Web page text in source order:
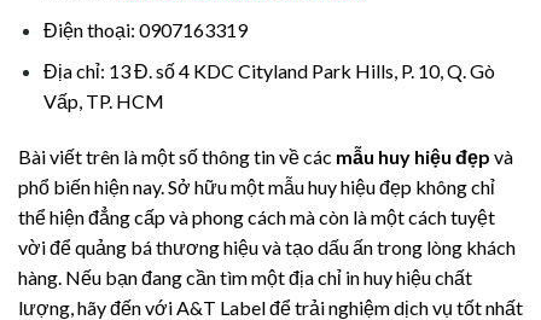
Điện thoại: 0907163319
Địa chỉ: 13 Đ. số 4 KDC Cityland Park Hills, P. 10, Q. Gò
Vấp, TP. HCM
Bài viết trên là một số thông tin về các mẫu huy hiệu đẹp và
phổ biến hiện nay. Sở hữu một mẫu huy hiệu đẹp không chỉ
thể hiện đẳng cấp và phong cách mà còn là một cách tuyệt
vời để quảng bá thương hiệu và tạo dấu ấn trong lòng khách
hàng. Nếu bạn đang cần tìm một địa chỉ in huy hiệu chất
lượng, hãy đến với A&T Label để trải nghiệm dịch vụ tốt nhất